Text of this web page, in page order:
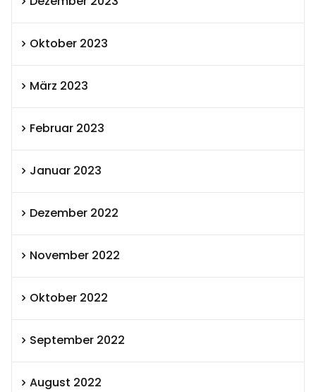
Oktober 2023
März 2023
Februar 2023
Januar 2023
Dezember 2022
November 2022
Oktober 2022
September 2022
August 2022